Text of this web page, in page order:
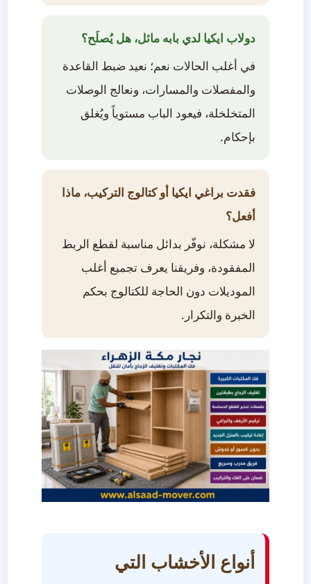
دولاب ايكيا لدي بابه مائل، هل يُصلَح؟
في أغلب الحالات نعم؛ نعيد ضبط القاعدة
والمفصلات والمسارات، ونعالج الوصلات
المتخلخلة، فيعود الباب مستوياً ويُغلق
بإحكام.
فقدت براغي ايكيا أو كتالوج التركيب، ماذا
أفعل؟
لا مشكلة، نوفّر بدائل مناسبة لقطع الربط
المفقودة، وفريقنا يعرف تجميع أغلب
الموديلات دون الحاجة للكتالوج بحكم
الخبرة والتكرار.
أنواع الأخشاب التي